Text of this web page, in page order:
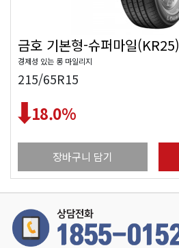
금호 기본형-슈퍼마일(KR25)
경제성 있는 롱 마일리지
215/65R15
18.0%
장바구니 담기